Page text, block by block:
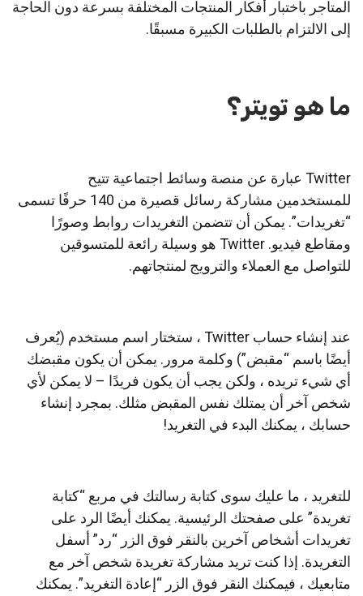
المتاجر باختبار أفكار المنتجات المختلفة بسرعة دون الحاجة
إلى الالتزام بالطلبات الكبيرة مسبقًا.
ما هو تويتر؟
Twitter عبارة عن منصة وسائط اجتماعية تتيح
للمستخدمين مشاركة رسائل قصيرة من 140 حرفًا تسمى
“تغريدات”. يمكن أن تتضمن التغريدات روابط وصورًا
ومقاطع فيديو. Twitter هو وسيلة رائعة للمتسوقين
للتواصل مع العملاء والترويج لمنتجاتهم.
عند إنشاء حساب Twitter ، ستختار اسم مستخدم (يُعرف
أيضًا باسم “مقبض”) وكلمة مرور. يمكن أن يكون مقبضك
أي شيء تريده ، ولكن يجب أن يكون فريدًا – لا يمكن لأي
شخص آخر أن يمتلك نفس المقبض مثلك. بمجرد إنشاء
حسابك ، يمكنك البدء في التغريد!
للتغريد ، ما عليك سوى كتابة رسالتك في مربع “كتابة
تغريدة” على صفحتك الرئيسية. يمكنك أيضًا الرد على
تغريدات أشخاص آخرين بالنقر فوق الزر “رد” أسفل
التغريدة. إذا كنت تريد مشاركة تغريدة شخص آخر مع
متابعيك ، فيمكنك النقر فوق الزر “إعادة التغريد”. يمكنك